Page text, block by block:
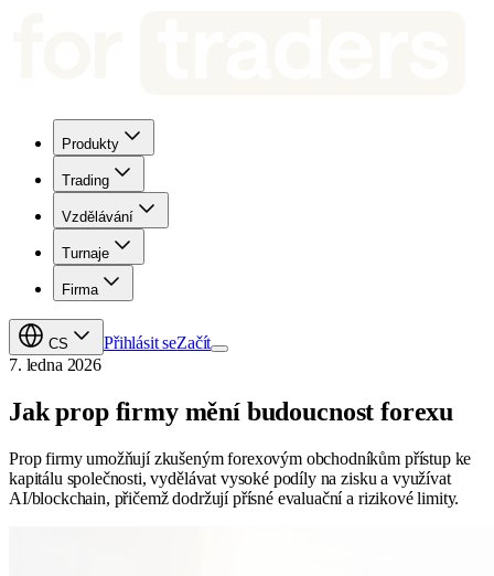
Produkty
Trading
Vzdělávání
Turnaje
Firma
CS Přihlásit seZačít
7. ledna 2026
Jak prop firmy mění budoucnost forexu
Prop firmy umožňují zkušeným forexovým obchodníkům přístup ke
kapitálu společnosti, vydělávat vysoké podíly na zisku a využívat
AI/blockchain, přičemž dodržují přísné evaluační a rizikové limity.